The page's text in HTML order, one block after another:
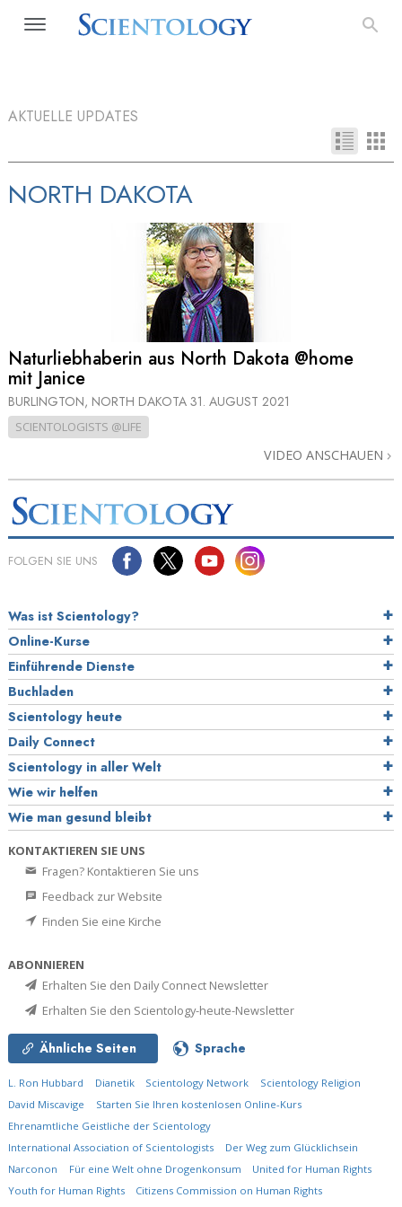
AKTUELLE UPDATES
NORTH DAKOTA
Naturlieb­haberin aus North Dakota @home
mit Janice
BURLINGTON, NORTH DAKOTA 31. AUGUST 2021
SCIENTOLOGISTS @LIFE
VIDEO ANSCHAUEN
FOLGEN SIE UNS
Was ist Scientology?
Online-Kurse
Einführende Dienste
Buchladen
Scientology heute
Daily Connect
Scientology in aller Welt
Wie wir helfen
Wie man gesund bleibt
KONTAKTIEREN SIE UNS
Fragen? Kontaktieren Sie uns
Feedback zur Website
Finden Sie eine Kirche
ABONNIEREN
Erhalten Sie den Daily Connect Newsletter
Erhalten Sie den Scientology-heute-Newsletter
Ähnliche Seiten Sprache
L. Ron Hubbard Dianetik Scientology Network
Scientology Religion
David Miscavige
Starten Sie Ihren kostenlosen Online-Kurs
Ehrenamtliche Geistliche der Scientology
International Association of Scientologists
Der Weg zum Glücklichsein
Narconon
Für eine Welt ohne Drogenkonsum
United for Human Rights
Youth for Human Rights
Citizens Commission on Human Rights